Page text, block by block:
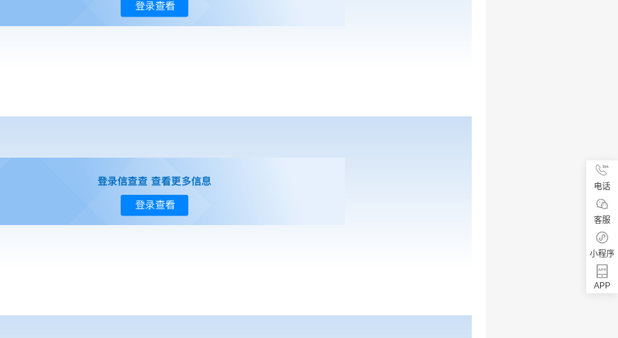
电话
客服
小程序
APP